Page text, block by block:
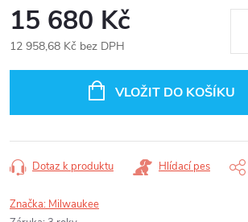
15 680 Kč
12 958,68 Kč bez DPH
VLOŽIT DO KOŠÍKU
Dotaz k produktu Hlídací pes
Značka: Milwaukee